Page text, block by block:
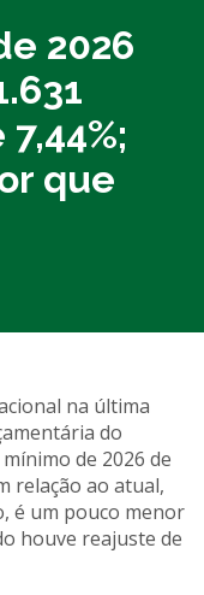
2026
que
na última
do
de 2026 de
relação ao atual,
é um pouco menor
houve reajuste de